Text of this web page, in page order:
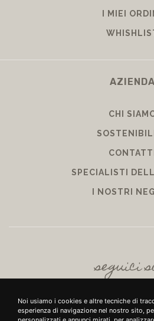
Noi usiamo i cookies e altre tecniche di
esperienza di navigazione nel nostro sito,
I MIEI
AZIENDA
CHI
CONTATTI
SPECIALISTI
I NOSTRI
seguici